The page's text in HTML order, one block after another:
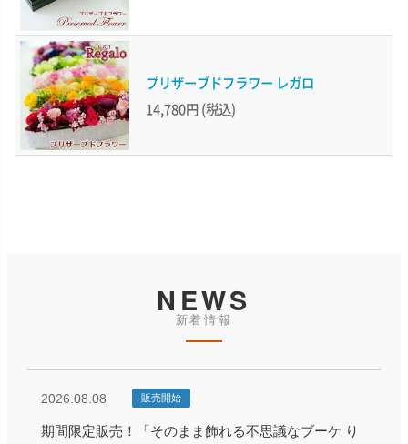
プリザーブドフラワー レガロ
14,780円 (税込)